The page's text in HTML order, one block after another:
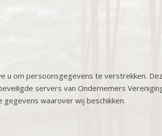
u om persoonsgegevens te verstrekken.
servers van Ondernemers
waarover wij beschikken.